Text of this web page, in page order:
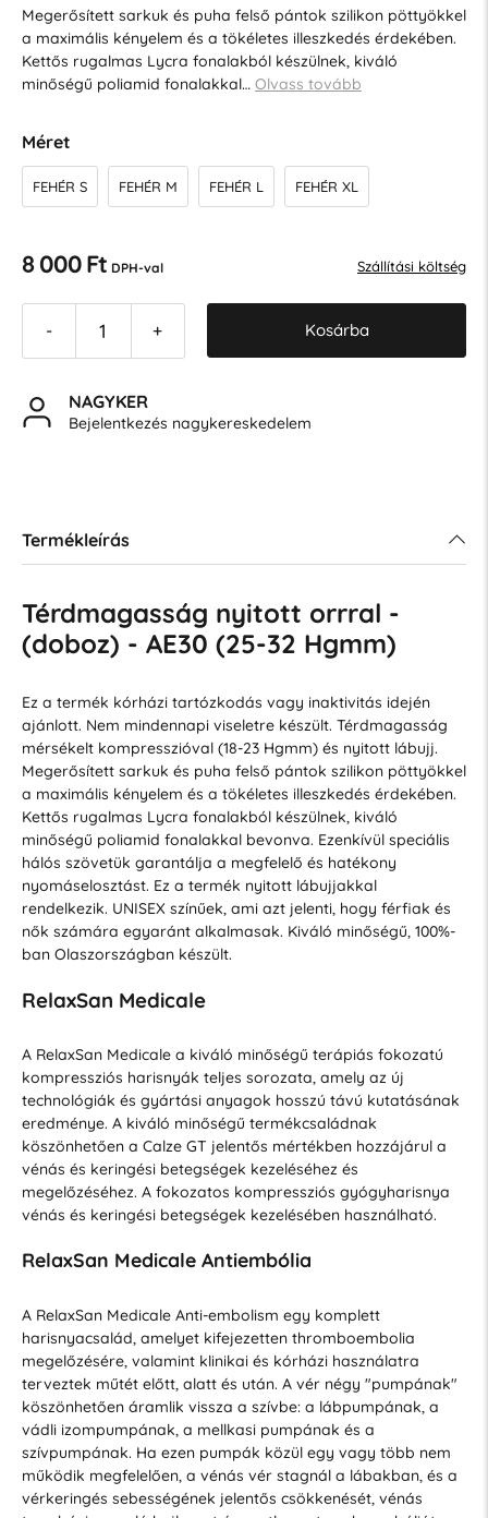
Megerősített sarkuk és puha felső pántok szilikon pöttyökkel
a maximális kényelem és a tökéletes illeszkedés érdekében.
Kettős rugalmas Lycra fonalakból készülnek, kiváló
minőségű poliamid fonalakkal… Olvass tovább
Méret
FEHÉR S FEHÉR M FEHÉR L FEHÉR XL
8 000 Ft DPH-val Szállítási költség
- + Kosárba
NAGYKER
Bejelentkezés nagykereskedelem
Termékleírás
Térdmagasság nyitott orrral -
(doboz) - AE30 (25-32 Hgmm)
Ez a termék kórházi tartózkodás vagy inaktivitás idején
ajánlott. Nem mindennapi viseletre készült. Térdmagasság
mérsékelt kompresszióval (18-23 Hgmm) és nyitott lábujj.
Megerősített sarkuk és puha felső pántok szilikon pöttyökkel
a maximális kényelem és a tökéletes illeszkedés érdekében.
Kettős rugalmas Lycra fonalakból készülnek, kiváló
minőségű poliamid fonalakkal bevonva. Ezenkívül speciális
hálós szövetük garantálja a megfelelő és hatékony
nyomáselosztást. Ez a termék nyitott lábujjakkal
rendelkezik. UNISEX színűek, ami azt jelenti, hogy férfiak és
nők számára egyaránt alkalmasak. Kiváló minőségű, 100%-
ban Olaszországban készült.
RelaxSan Medicale
A RelaxSan Medicale a kiváló minőségű terápiás fokozatú
kompressziós harisnyák teljes sorozata, amely az új
technológiák és gyártási anyagok hosszú távú kutatásának
eredménye. A kiváló minőségű termékcsaládnak
köszönhetően a Calze GT jelentős mértékben hozzájárul a
vénás és keringési betegségek kezeléséhez és
megelőzéséhez. A fokozatos kompressziós gyógyharisnya
vénás és keringési betegségek kezelésében használható.
RelaxSan Medicale Antiembólia
A RelaxSan Medicale Anti-embolism egy komplett
harisnyacsalád, amelyet kifejezetten thromboembolia
megelőzésére, valamint klinikai és kórházi használatra
terveztek műtét előtt, alatt és után. A vér négy "pumpának"
köszönhetően áramlik vissza a szívbe: a lábpumpának, a
vádli izompumpának, a mellkasi pumpának és a
szívpumpának. Ha ezen pumpák közül egy vagy több nem
működik megfelelően, a vénás vér stagnál a lábakban, és a
vérkeringés sebességének jelentős csökkenését, vénás